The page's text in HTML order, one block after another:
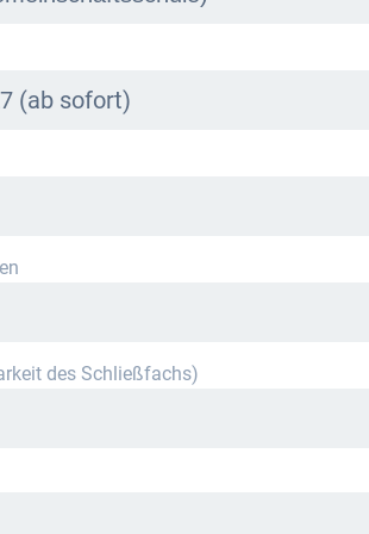
leider keine Schließfächer zur Verfügung.
an
(ab sofort)
des Schließfachs)